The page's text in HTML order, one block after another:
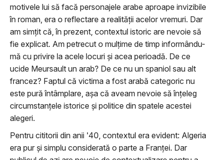
motivele lui să facă personajele arabe aproape invizibile
în roman, era o reflectare a realităţii acelor vremuri. Dar
am simţit că, în prezent, contextul istoric are nevoie să
fie explicat. Am petrecut o mulţime de timp informându-
mă cu privire la acele locuri şi acea perioadă. De ce
ucide Meursault un arab? De ce nu un spaniol sau alt
francez? Faptul că victima a fost arabă categoric nu
este pură întâmplare, aşa că aveam nevoie să înţeleg
circumstanţele istorice şi politice din spatele acestei
alegeri.
Pentru cititorii din anii '40, contextul era evident: Algeria
era pur şi simplu considerată o parte a Franţei. Dar